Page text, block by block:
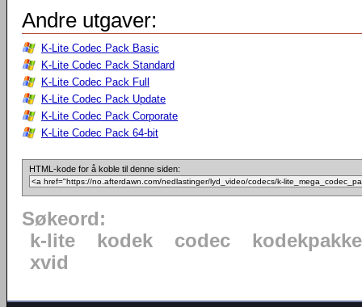
Andre utgaver:
K-Lite Codec Pack Basic
K-Lite Codec Pack Standard
K-Lite Codec Pack Full
K-Lite Codec Pack Update
K-Lite Codec Pack Corporate
K-Lite Codec Pack 64-bit
HTML-kode for å koble til denne siden:
Søkeord:
k-lite
kodek codec
kodekpakke
xvid